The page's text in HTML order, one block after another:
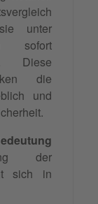
unter
sofort
Diese
die
und
der
sich in